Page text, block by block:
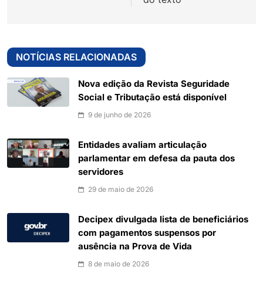
NOTÍCIAS RELACIONADAS
Nova edição da Revista Seguridade
Social e Tributação está disponível
9 de junho de 2026
Entidades avaliam articulação
parlamentar em defesa da pauta dos
servidores
29 de maio de 2026
Decipex divulgada lista de beneficiários
com pagamentos suspensos por
ausência na Prova de Vida
8 de maio de 2026